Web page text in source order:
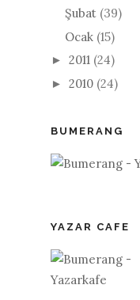
Şubat (39)
Ocak (15)
► 2011 (24)
► 2010 (24)
BUMERANG
YAZAR CAFE